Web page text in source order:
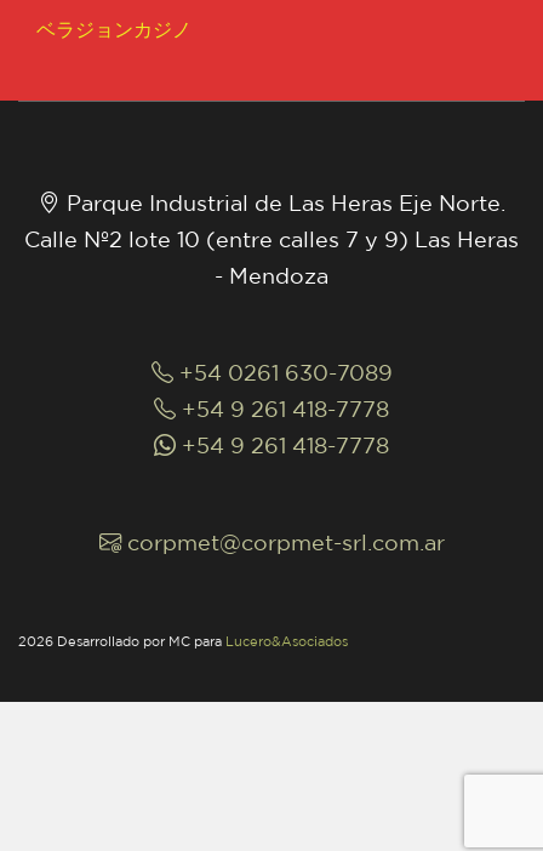
ベラジョンカジノ
Parque Industrial de Las Heras Eje Norte.
Calle Nº2 lote 10 (entre calles 7 y 9) Las Heras
- Mendoza
+54 0261 630-7089
+54 9 261 418-7778
+54 9 261 418-7778
corpmet@corpmet-srl.com.ar
2026 Desarrollado por MC para Lucero&Asociados